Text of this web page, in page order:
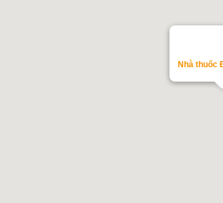
Nhà thuốc